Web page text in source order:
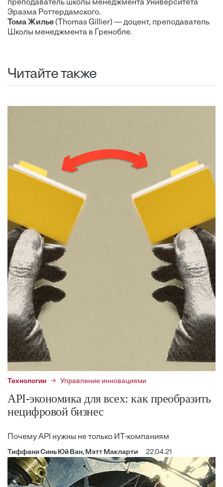
преподаватель школы менеджмента Университета
Эразма Роттердамского.
Тома Жилье(Thomas Gillier) — доцент, преподаватель
Школы менеджмента в Гренобле.
Читайте также
Технологии Управление инновациями
API-экономика для всех: как преобразить
нецифровой бизнес
Почему API нужны не только ИТ-компаниям
Тиффани Синь Юй Ван, Мэтт Макларти 22.04.21